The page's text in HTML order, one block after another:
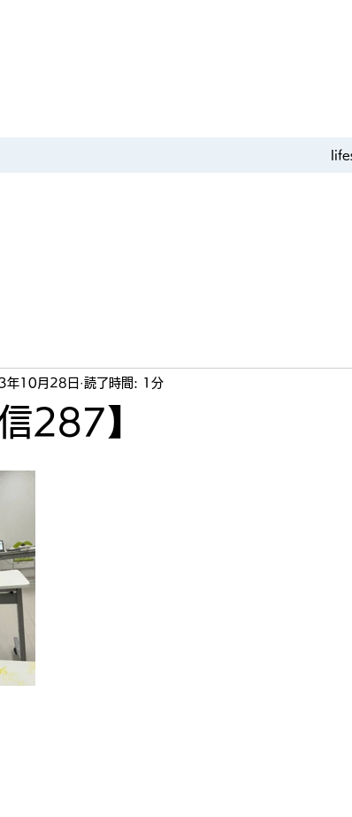
287】
年10月28日 読了時間: 1分